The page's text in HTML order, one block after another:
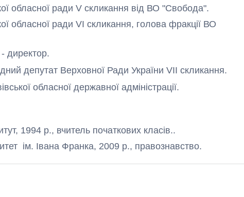
обласної ради V скликання від ВО "Свобода".
обласної ради VI скликання, голова фракції ВО
директор.
депутат Верховної Ради України VII скликання.
обласної державної адміністрації.
1994 р., вчитель початкових класів..
ім. Івана Франка, 2009 р., правознавство.